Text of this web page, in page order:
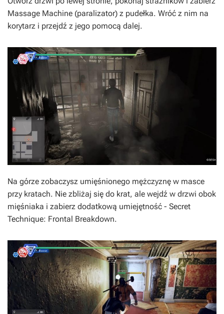
Massage Machine (paralizator) z pudełka. Wróć z nim na
korytarz i przejdź z jego pomocą dalej.
Na górze zobaczysz umięśnionego mężczyznę w masce
przy kratach. Nie zbliżaj się do krat, ale wejdź w drzwi obok
mięśniaka i zabierz dodatkową umiejętność - Secret
Technique: Frontal Breakdown.